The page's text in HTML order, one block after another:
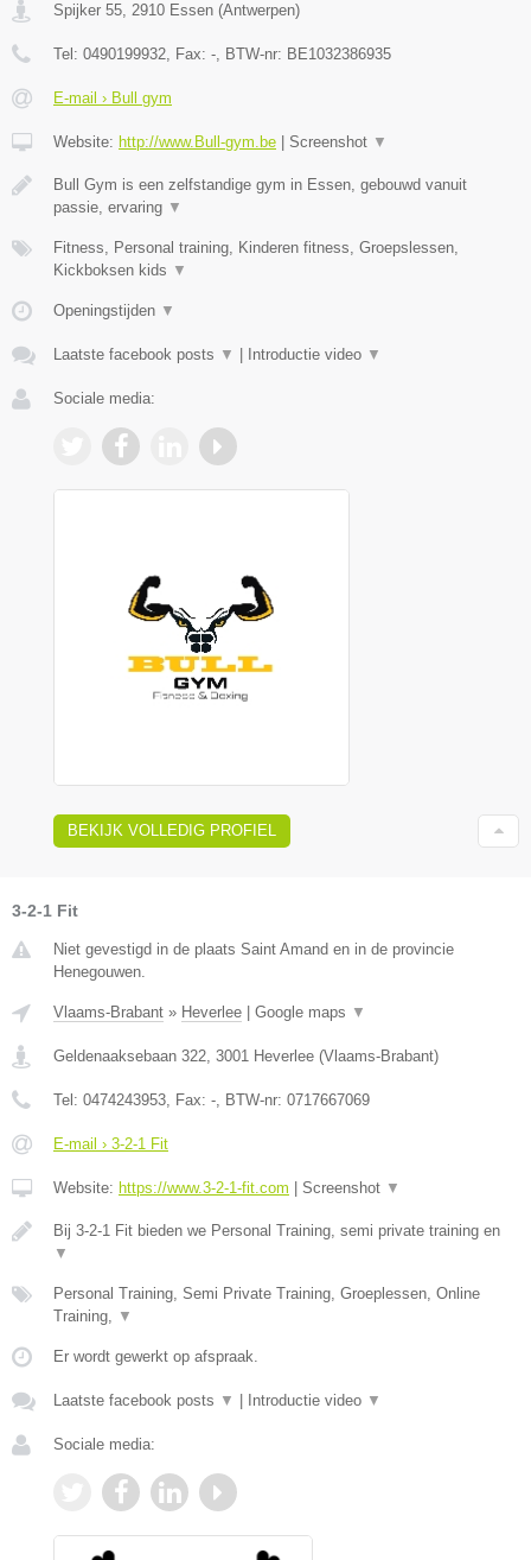
Spijker 55, 2910 Essen (Antwerpen)
Tel: 0490199932, Fax: -, BTW-nr: BE1032386935
E-mail › Bull gym
Website: http://www.Bull-gym.be Screenshot ▼
Bull Gym is een zelfstandige gym in Essen, gebouwd vanuit
passie, ervaring ▼
Fitness, Personal training, Kinderen fitness, Groepslessen,
Kickboksen kids ▼
Openingstijden ▼
Laatste facebook posts ▼ Introductie video ▼
Sociale media:
BEKIJK VOLLEDIG PROFIEL
3-2-1 Fit
Niet gevestigd in de plaats Saint Amand en in de provincie
Henegouwen.
Vlaams-Brabant » Heverlee Google maps ▼
Geldenaaksebaan 322, 3001 Heverlee (Vlaams-Brabant)
Tel: 0474243953, Fax: -, BTW-nr: 0717667069
E-mail › 3-2-1 Fit
Website: https://www.3-2-1-fit.com Screenshot ▼
Bij 3-2-1 Fit bieden we Personal Training, semi private training en
▼
Personal Training, Semi Private Training, Groeplessen, Online
Training, ▼
Er wordt gewerkt op afspraak.
Laatste facebook posts ▼ Introductie video ▼
Sociale media: